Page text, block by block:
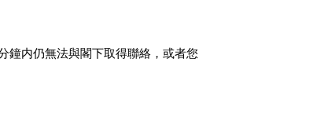
鐘内仍無法與閣下取得聯絡，或者您